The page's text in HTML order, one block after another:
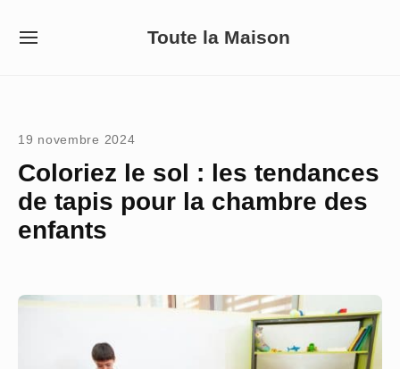
Toute la Maison
SITE
19 novembre 2024
Coloriez le sol : les tendances
de tapis pour la chambre des
enfants